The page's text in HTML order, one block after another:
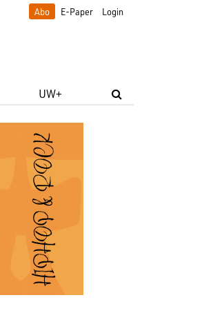
Abo E-Paper Login
UW+